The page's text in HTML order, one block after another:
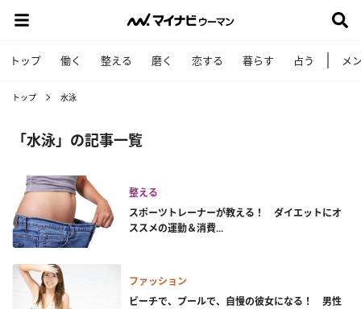
トップ 働く 整える 磨く 恋する 暮らす 占う メ
トップ 水泳
「水泳」の記事一覧
整える
スポーツトレーナーが教える！ ダイエットにオ
ススメの運動＆消費...
ファッション
ビーチで、プールで、自慢の彼女になる！ 男性